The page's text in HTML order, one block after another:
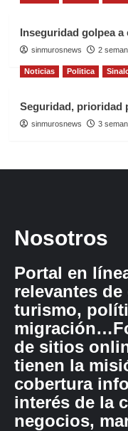
Inseguridad golpea a
sinmurosnews 2
Noticias Politica
Seguridad, prioridad
sinmurosnews 3
Nosotros
Portal en
relevantes
turismo,
de sitios
tienen la
cobertura
interés de la
negocios,